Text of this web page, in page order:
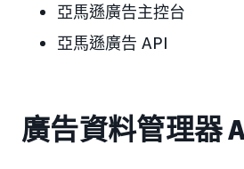
亞馬遜廣告主控台
亞馬遜廣告 API
廣告資料管理器